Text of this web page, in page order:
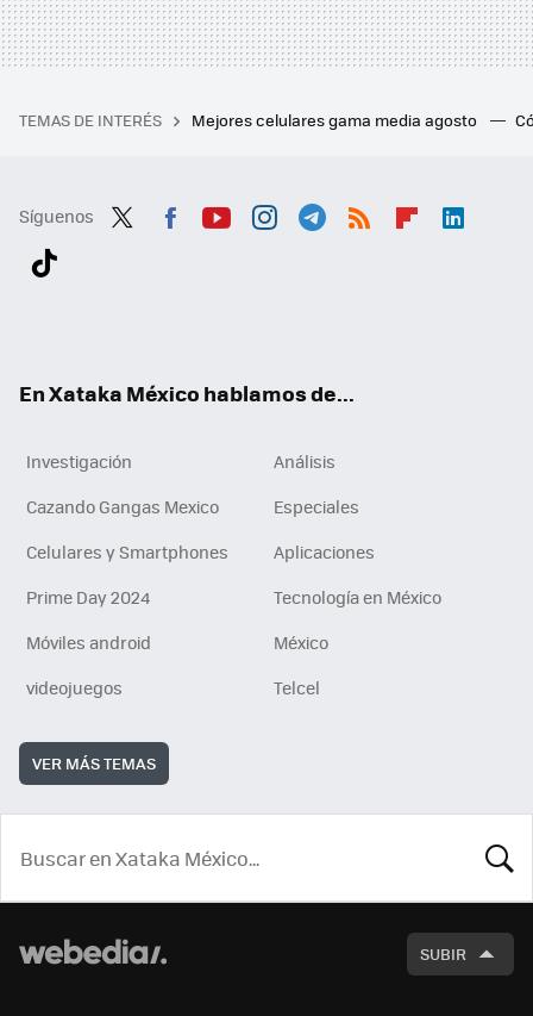
TEMAS DE INTERÉS Mejores celulares gama media agosto
Síguenos
En Xataka México hablamos de...
Investigación
Análisis
Cazando Gangas Mexico
Especiales
Celulares y Smartphones
Aplicaciones
Prime Day 2024
Tecnología en México
Móviles android
México
videojuegos
Telcel
VER MÁS TEMAS
SUBIR